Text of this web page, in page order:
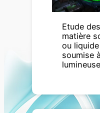
s
Etude
matière
ou
soumise